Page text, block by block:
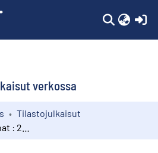
verkossa
Tilastojulkaisut